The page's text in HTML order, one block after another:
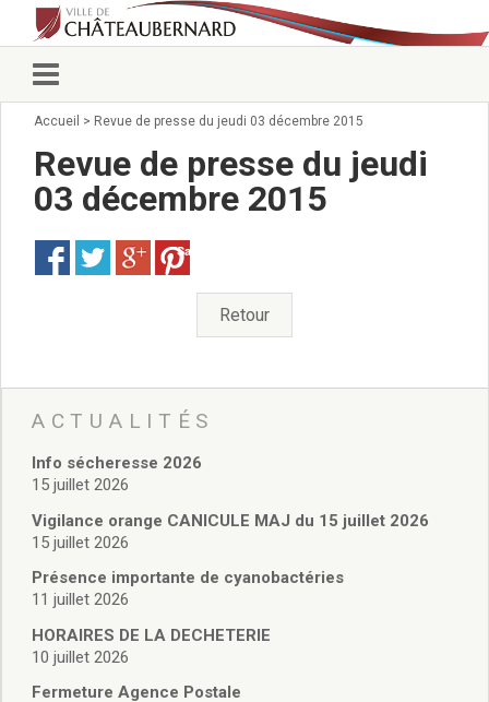
Vie municipale
Conseillers municipaux
Commissions 2026
Arrêtés du Maire
Services municipaux
Pour venir nous voir
administratives
Services Techniques
Affaires Scolaires
Vie associative
Police Municipale/règlementation
Cimetière/réglementation funéraire
Services en ligne
Licences boissons
Cadastre
Accueil > Revue de presse du jeudi 03 décembre 2015
Revue de presse du jeudi
03 décembre 2015
Save
Retour
ACTUALITÉS
Info sécheresse 2026
15 juillet 2026
Vigilance orange CANICULE MAJ du 15 juillet 2026
15 juillet 2026
Présence importante de cyanobactéries
11 juillet 2026
HORAIRES DE LA DECHETERIE
10 juillet 2026
Fermeture Agence Postale